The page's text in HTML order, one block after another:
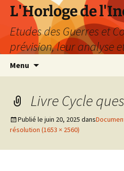
Aller
contenu
L'Horloge de
Etudes des Guerres et
prévision, leur analyse
Menu
Livre Cycle
Publié le juin 20, 2025 dans
résolution (1653 × 2560)